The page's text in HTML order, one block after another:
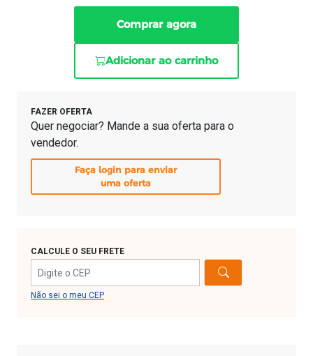
Comprar agora
Adicionar ao carrinho
FAZER OFERTA
Quer negociar? Mande a sua oferta para o
vendedor.
Faça login para enviar
uma oferta
CALCULE O SEU FRETE
Não sei o meu CEP